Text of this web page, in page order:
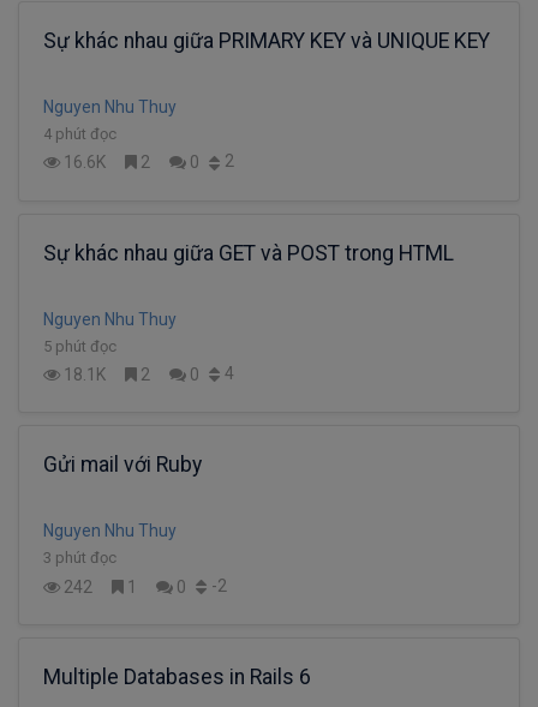
Sự khác nhau giữa PRIMARY KEY và UNIQUE KEY
Nguyen Nhu Thuy
4 phút đọc
16.6K 2 0 2
Sự khác nhau giữa GET và POST trong HTML
Nguyen Nhu Thuy
5 phút đọc
18.1K 2 0 4
Gửi mail với Ruby
Nguyen Nhu Thuy
3 phút đọc
242 1 0 -2
Multiple Databases in Rails 6